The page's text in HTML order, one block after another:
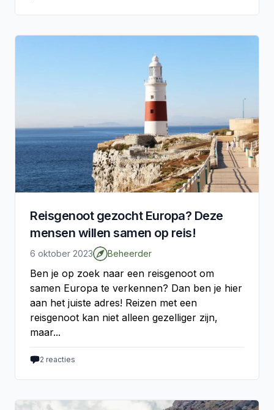
Reisgenoot gezocht Europa? Deze
mensen willen samen op reis!
6 oktober 2023 Beheerder
Ben je op zoek naar een reisgenoot om
samen Europa te verkennen? Dan ben je hier
aan het juiste adres! Reizen met een
reisgenoot kan niet alleen gezelliger zijn,
maar...
2 reacties